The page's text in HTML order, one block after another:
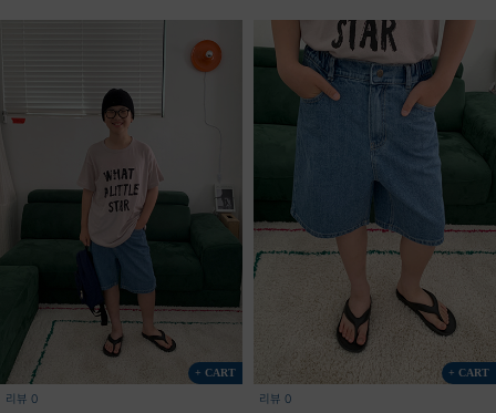
+ CART
리뷰 0
+ CART
리뷰 0